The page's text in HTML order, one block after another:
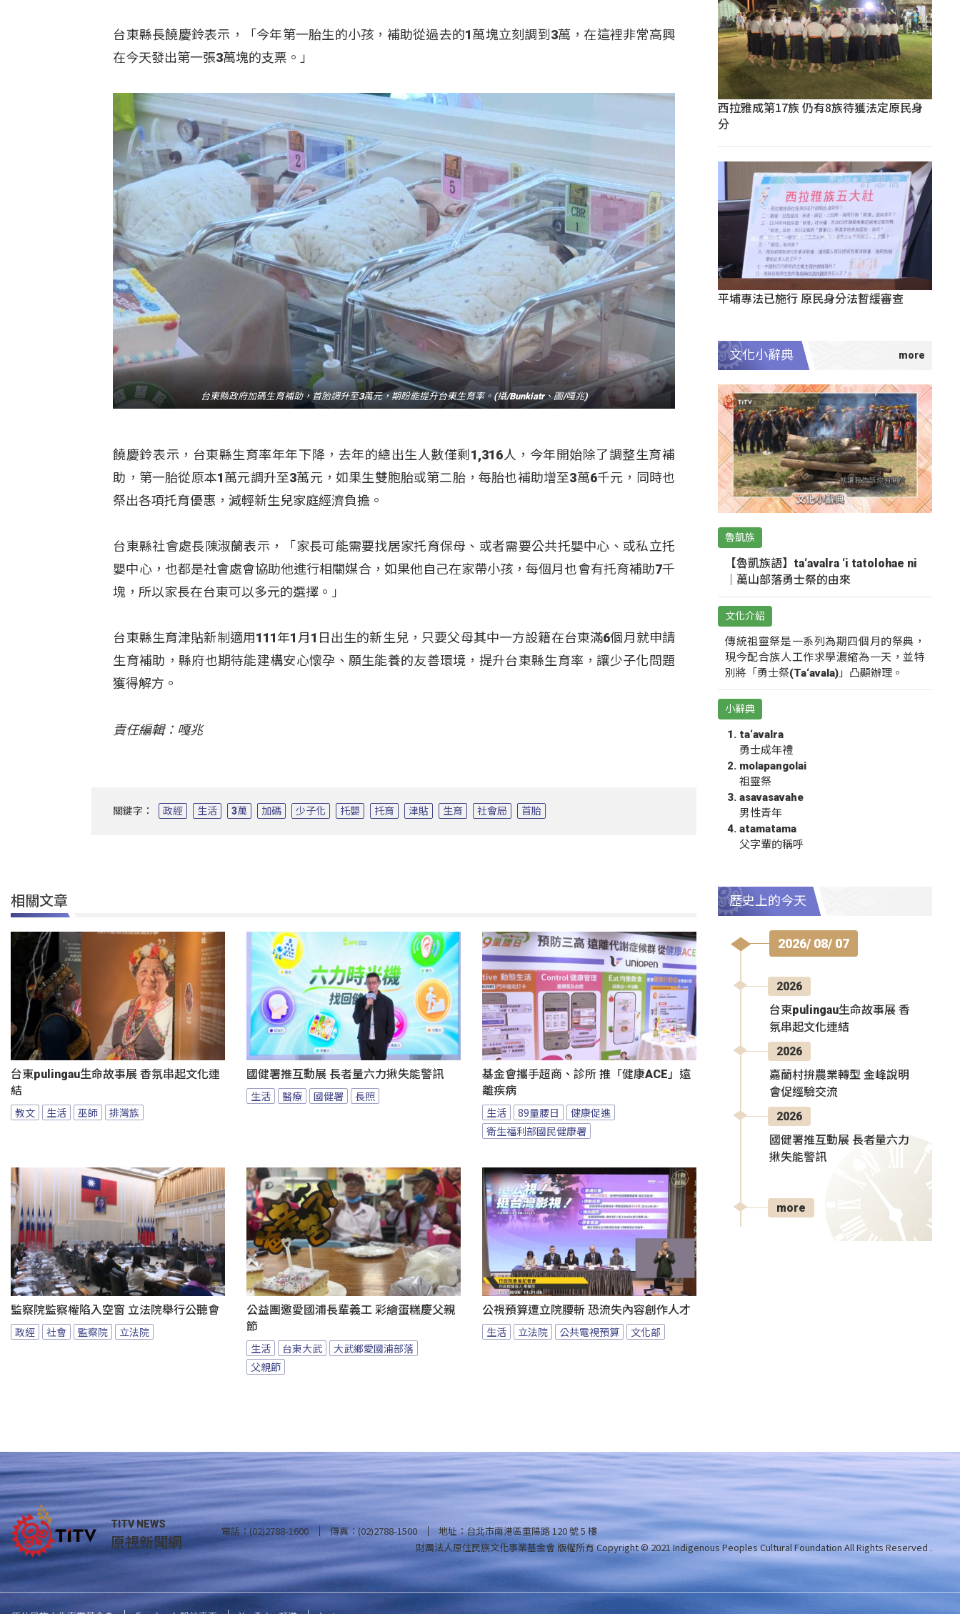
台東縣長饒慶鈴表示，「今年第一胎生的小孩，補助從過去的1萬塊立刻調到3萬，在這裡非常高興
在今天發出第一張3萬塊的支票。」
台東縣政府加碼生育補助，首胎調升至3萬元，期盼能提升台東生育率。(攝/Bunkiatr、圖/嘎兆)
饒慶鈴表示，台東縣生育率年年下降，去年的總出生人數僅剩1,316人，今年開始除了調整生育補
助，第一胎從原本1萬元調升至3萬元，如果生雙胞胎或第二胎，每胎也補助增至3萬6千元，同時也
祭出各項托育優惠，減輕新生兒家庭經濟負擔。
台東縣社會處長陳淑蘭表示，「家長可能需要找居家托育保母、或者需要公共托嬰中心、或私立托
嬰中心，也都是社會處會協助他進行相關媒合，如果他自己在家帶小孩，每個月也會有托育補助7千
塊，所以家長在台東可以多元的選擇。」
台東縣生育津貼新制適用111年1月1日出生的新生兒，只要父母其中一方設籍在台東滿6個月就申請
生育補助，縣府也期待能建構安心懷孕、願生能養的友善環境，提升台東縣生育率，讓少子化問題
獲得解方。
責任編輯：嘎兆
關鍵字： 政經 生活 3萬 加碼 少子化 托嬰 托育 津貼 生育 社會局 首胎
相關文章
台東pulingau生命故事展 香氛串起文化連
結
教文 生活 巫師 排灣族
國健署推互動展 長者量六力揪失能警訊
生活 醫療 國健署 長照
基金會攜手超商、診所 推「健康ACE」遠
離疾病
生活 89量腰日
健康促進
衛生福利部國民健康署
監察院監察權陷入空窗 立法院舉行公聽會
政經 社會 監察院 立法院
公益團邀愛國浦長輩義工 彩繪蛋糕慶父親
節
生活 台東大武
大武鄉愛國浦部落
父親節
公視預算遭立院腰斬 恐流失內容創作人才
生活 立法院 公共電視預算 文化部
西拉雅成第17族 仍有8族待獲法定原民身
分
平埔專法已施行 原民身分法暫緩審查
文化小辭典
魯凱族
【魯凱族語】ta‘avalra ‘i tatolohae ni
｜萬山部落勇士祭的由來
文化介紹
傳統祖靈祭是一系列為期四個月的祭典，
現今配合族人工作求學濃縮為一天，並特
別將「勇士祭(Ta‘avala)」凸顯辦理。
小辭典
ta‘avalra
勇士成年禮
molapangolai
祖靈祭
asavasavahe
男性青年
atamatama
父字輩的稱呼
歷史上的今天
2026/ 08/ 07
2026
台東pulingau生命故事展 香
氛串起文化連結
2026
嘉蘭村拚農業轉型 金峰說明
會促經驗交流
2026
國健署推互動展 長者量六力
揪失能警訊
more
TITV NEWS
原視新聞網 電話：(02)2788-1600 傳真：(02)2788-1500
地址：台北市南港區重陽路 120 號 5 樓
財團法人原住民族文化事業基金會 版權所有Copyright © 2021 Indigenous Peoples Cultural Foundation All Rights Reserved .